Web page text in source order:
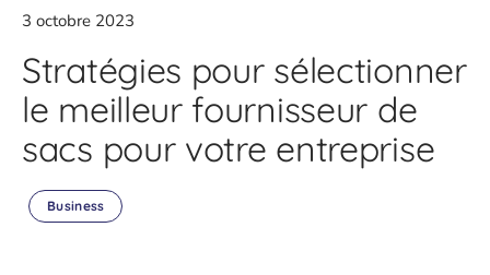
3 octobre 2023
Stratégies pour sélectionner
le meilleur fournisseur de
sacs pour votre entreprise
Business